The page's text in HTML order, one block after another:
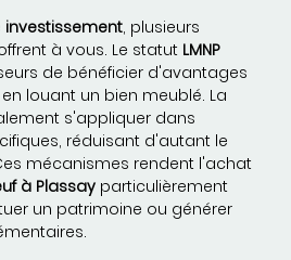
investissement, plusieurs
à vous. Le statut LMNP
de bénéficier d'avantages
louant un bien meublé. La
s'appliquer dans
réduisant d'autant le
mécanismes rendent l'achat
à Plassay particulièrement
un patrimoine ou générer